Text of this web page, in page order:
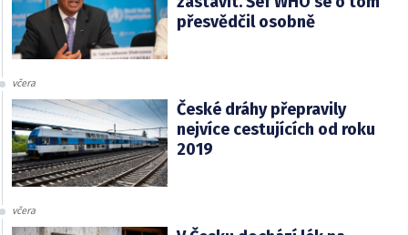
přesvědčil osobně
včera
České dráhy přepravily
nejvíce cestujících od roku
2019
včera